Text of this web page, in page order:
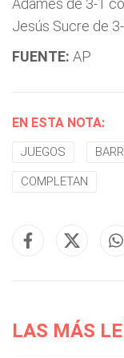
Adames de 3-1
Jesús Sucre de
FUENTE: AP
EN ESTA NOTA:
JUEGOS
COMPLETAN
LAS MÁS